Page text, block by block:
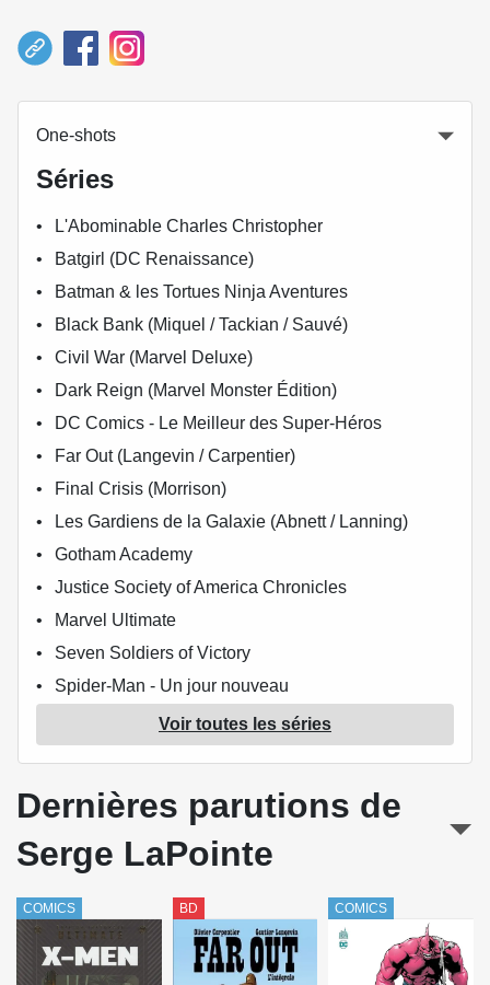
One-shots
Séries
L'Abominable Charles Christopher
Batgirl (DC Renaissance)
Batman & les Tortues Ninja Aventures
Black Bank (Miquel / Tackian / Sauvé)
Civil War (Marvel Deluxe)
Dark Reign (Marvel Monster Édition)
DC Comics - Le Meilleur des Super-Héros
Far Out (Langevin / Carpentier)
Final Crisis (Morrison)
Les Gardiens de la Galaxie (Abnett / Lanning)
Gotham Academy
Justice Society of America Chronicles
Marvel Ultimate
Seven Soldiers of Victory
Spider-Man - Un jour nouveau
Star Wars - Légendes - La Collection
Star Wars - X-Wing Rogue Squadron (Delcourt)
Voir toutes les séries
Dernières parutions de
Serge LaPointe
COMICS BD COMICS